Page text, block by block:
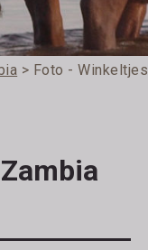
> Foto - Winkeltjes